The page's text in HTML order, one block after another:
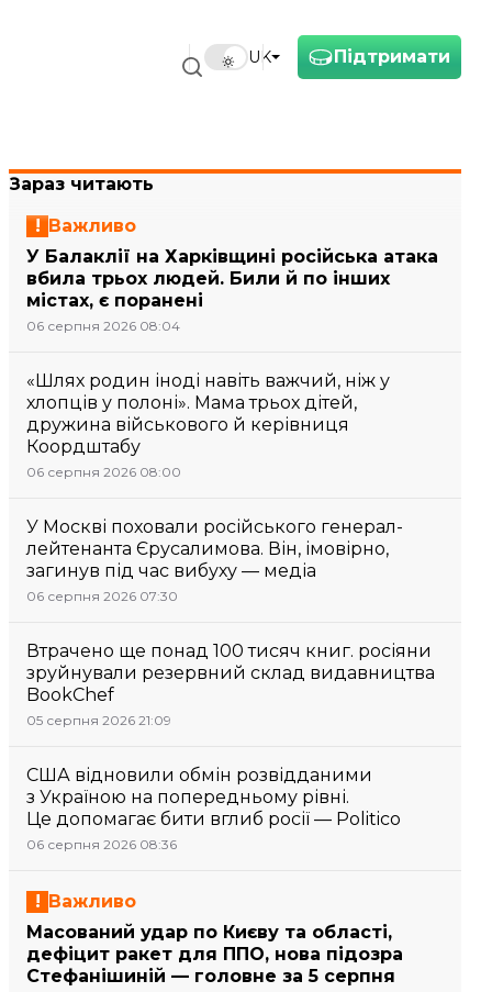
Підтримати
UK
Зараз читають
Важливо
У Балаклії на Харківщині російська атака
вбила трьох людей. Били й по інших
містах, є поранені
06 серпня 2026 08:04
«Шлях родин іноді навіть важчий, ніж у
хлопців у полоні». Мама трьох дітей,
дружина військового й керівниця
Коордштабу
06 серпня 2026 08:00
У Москві поховали російського генерал-
лейтенанта Єрусалимова. Він, імовірно,
загинув під час вибуху — медіа
06 серпня 2026 07:30
Втрачено ще понад 100 тисяч книг. росіяни
зруйнували резервний склад видавництва
BookChef
05 серпня 2026 21:09
США відновили обмін розвідданими
з Україною на попередньому рівні.
Це допомагає бити вглиб росії — Politico
06 серпня 2026 08:36
Важливо
Масований удар по Києву та області,
дефіцит ракет для ППО, нова підозра
Стефанішиній — головне за 5 серпня